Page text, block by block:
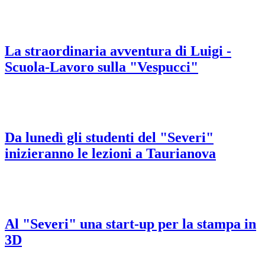
La straordinaria avventura di Luigi -
Scuola-Lavoro sulla "Vespucci"
Da lunedì gli studenti del "Severi"
inizieranno le lezioni a Taurianova
Al "Severi" una start-up per la stampa in
3D